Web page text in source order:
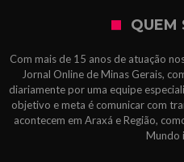
QUEM
Com mais de 15 anos de atuação
Jornal Online de Minas Gerais,
diariamente por uma equipe
objetivo e meta é comunicar com
acontecem em Araxá e Região,
Mundo